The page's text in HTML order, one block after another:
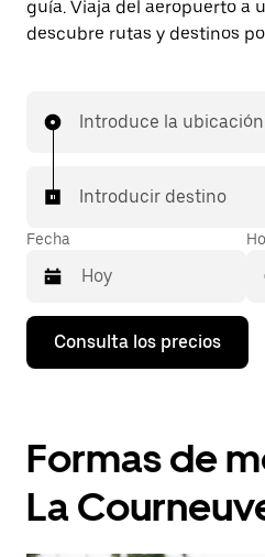
guía. Viaja del aeropuerto a
descubre rutas y destinos
Introduce la ubicación
Introducir destino
Fecha
Pulsa
flecha
abrir
el
Consulta los precios
Formas de
La